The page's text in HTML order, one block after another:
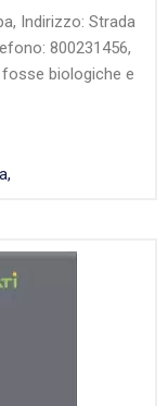
Indirizzo: Strada
800231456,
biologiche e